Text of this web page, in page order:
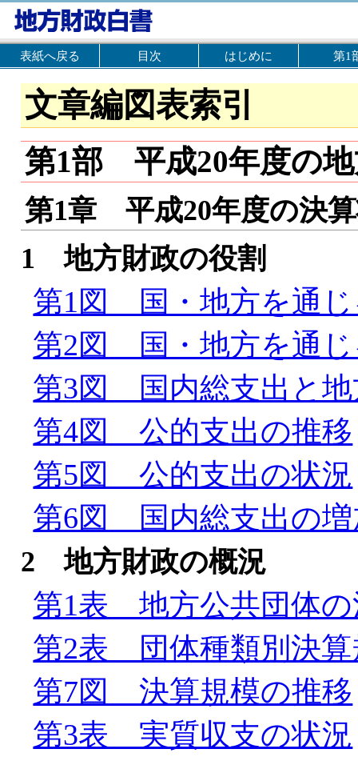
表紙へ戻る 目次 はじめに 第1
文章編図表索引
第1部 平成20年度の
第1章 平成20年度の決
1 地方財政の役割
第1図 国・地方を通じ
第2図 国・地方を通じ
第3図 国内総支出と地
第4図 公的支出の推移
第5図 公的支出の状況
第6図 国内総支出の増
2 地方財政の概況
第1表 地方公共団体の
第2表 団体種類別決算
第7図 決算規模の推移
第3表 実質収支の状況